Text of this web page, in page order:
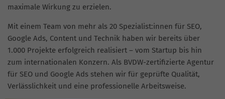
maximale Wirkung zu erzielen.
Mit einem Team von mehr als 20 Spezialist:innen für SEO,
Google Ads, Content und Technik haben wir bereits über
1.000 Projekte erfolgreich realisiert – vom Startup bis hin
zum internationalen Konzern. Als BVDW-zertifizierte Agentur
für SEO und Google Ads stehen wir für geprüfte Qualität,
Verlässlichkeit und eine professionelle Arbeitsweise.